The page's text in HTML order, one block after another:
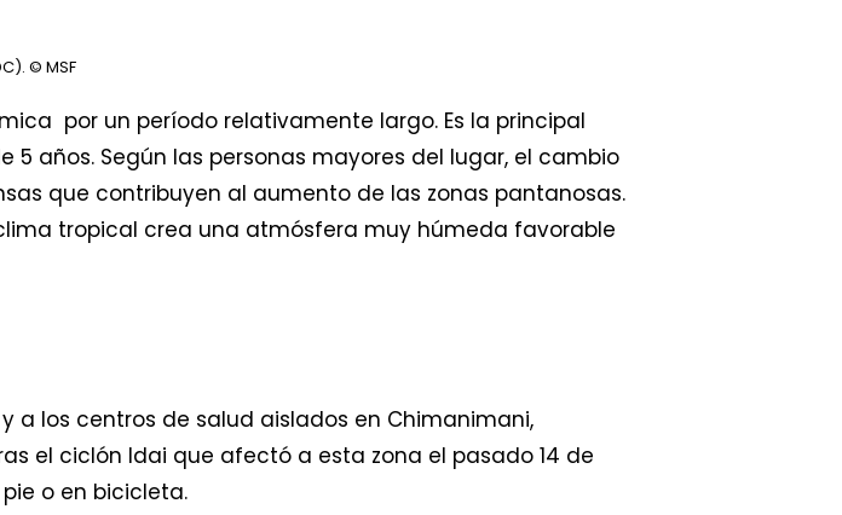
© MSF
por un período relativamente largo. Es la principal
años. Según las personas mayores del lugar, el cambio
que contribuyen al aumento de las zonas pantanosas.
tropical crea una atmósfera muy húmeda favorable
a los centros de salud aislados en Chimanimani,
el ciclón Idai que afectó a esta zona el pasado 14 de
o en bicicleta.